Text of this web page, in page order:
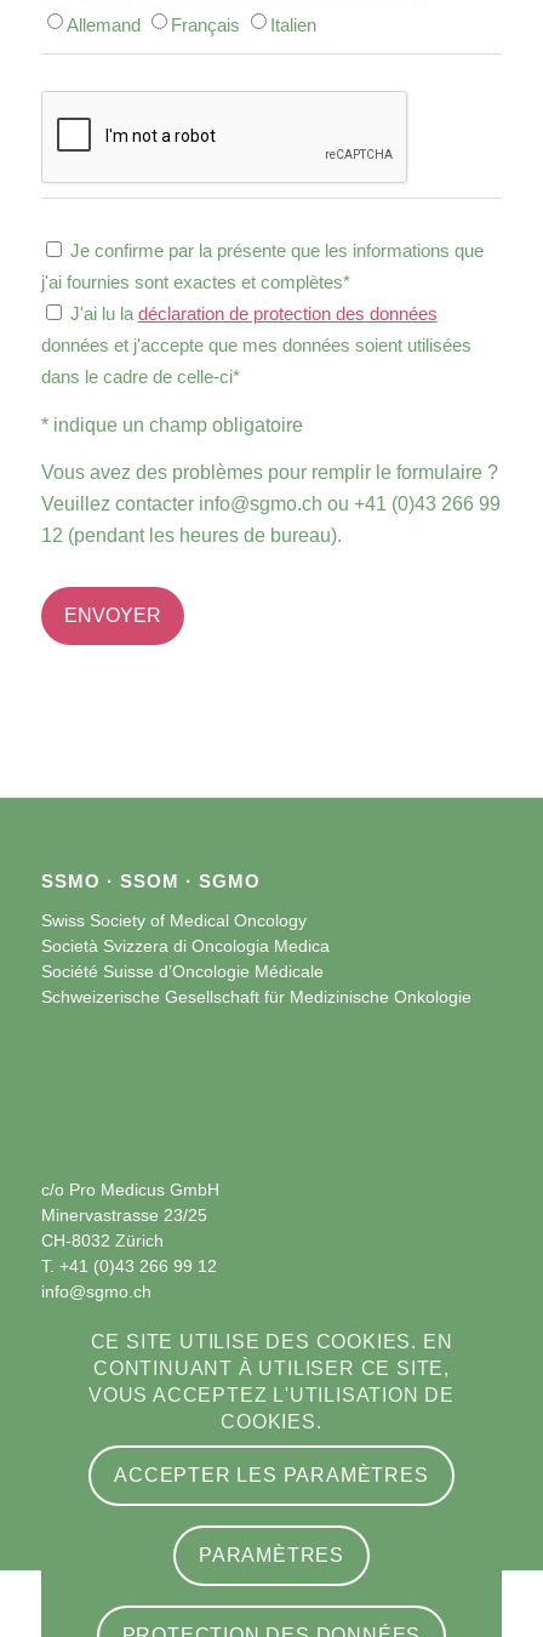
Allemand Français Italien
Je confirme par la présente que les informations que
j'ai fournies sont exactes et complètes*
J'ai lu la déclaration de protection des données
données et j'accepte que mes données soient utilisées
dans le cadre de celle-ci*
* indique un champ obligatoire
Vous avez des problèmes pour remplir le formulaire ?
Veuillez contacter info@sgmo.ch ou +41 (0)43 266 99
12 (pendant les heures de bureau).
SSMO · SSOM · SGMO
Swiss Society of Medical Oncology
Società Svizzera di Oncologia Medica
Société Suisse d’Oncologie Médicale
Schweizerische Gesellschaft für Medizinische Onkologie
c/o Pro Medicus GmbH
Minervastrasse 23/25
CH-8032 Zürich
T. +41 (0)43 266 99 12
info@sgmo.ch
© Copyright - Swiss Society of Medical Oncology · Società Svizzera di
CE SITE UTILISE DES COOKIES. EN
CONTINUANT À UTILISER CE SITE,
VOUS ACCEPTEZ L'UTILISATION DE
COOKIES.
ACCEPTER LES PARAMÈTRES
PARAMÈTRES